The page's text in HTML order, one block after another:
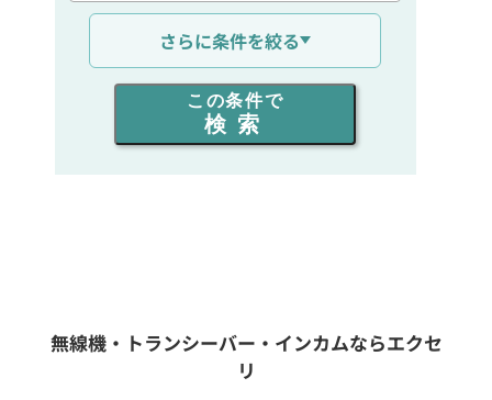
通信距離を選ぶ
出力を選ぶ
同時通話人数を選ぶ
フリーワード入力(製品名等)
さらに条件を絞る
この条件で
検索
無線機・トランシーバー・インカムならエクセ
リ